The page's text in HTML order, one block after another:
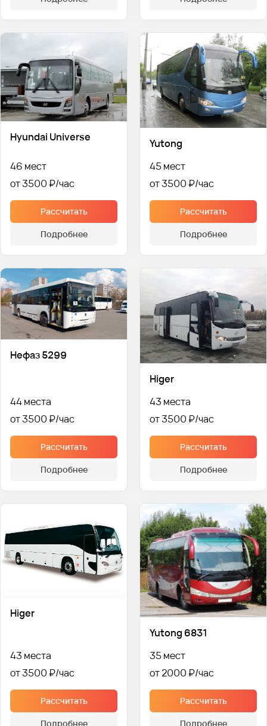
Hyundai Universe
46 мест
от 3500 ₽
Рассчитать
Подробнее
Yutong
45 мест
от 3500 ₽
Рассчитать
Подробнее
Нефаз 5299
44 места
от 3500 ₽
Рассчитать
Подробнее
Higer
43 места
от 3500 ₽
Рассчитать
Подробнее
Higer
43 места
от 3500 ₽
Рассчитать
Подробнее
Yutong 6831
35 мест
от 2000 ₽
Рассчитать
Подробнее